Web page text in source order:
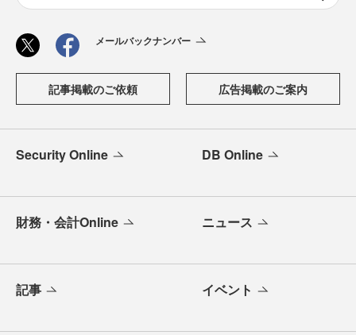
メールバックナンバー
記事掲載のご依頼 広告掲載のご案内
Security Online DB Online
財務・会計Online ニュース
記事 イベント